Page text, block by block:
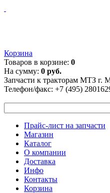
Корзина
Товаров в корзине: 0
На сумму: 0 руб.
Запчасти к тракторам МТЗ г.
Телефон/факс: +7 (495)
Прайс-лист на запчасти
Магазин
Каталог
О компании
Доставка
Инфо
Контакты
Корзина